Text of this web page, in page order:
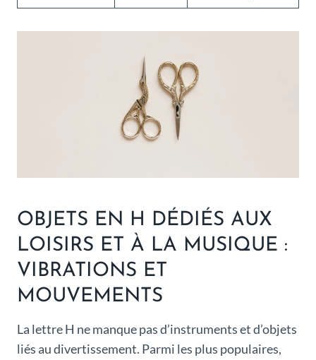
OBJETS EN H DÉDIÉS AUX
LOISIRS ET À LA MUSIQUE :
VIBRATIONS ET
MOUVEMENTS
La lettre H ne manque pas d’instruments et d’objets
liés au divertissement. Parmi les plus populaires,